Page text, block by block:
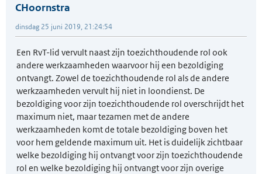
CHoornstra
dinsdag 25 juni 2019, 21:24:54
Een RvT-lid vervult naast zijn toezichthoudende rol ook
andere werkzaamheden waarvoor hij een bezoldiging
ontvangt. Zowel de toezichthoudende rol als de andere
werkzaamheden vervult hij niet in loondienst. De
bezoldiging voor zijn toezichthoudende rol overschrijdt het
maximum niet, maar tezamen met de andere
werkzaamheden komt de totale bezoldiging boven het
voor hem geldende maximum uit. Het is duidelijk zichtbaar
welke bezoldiging hij ontvangt voor zijn toezichthoudende
rol en welke bezoldiging hij ontvangt voor zijn overige